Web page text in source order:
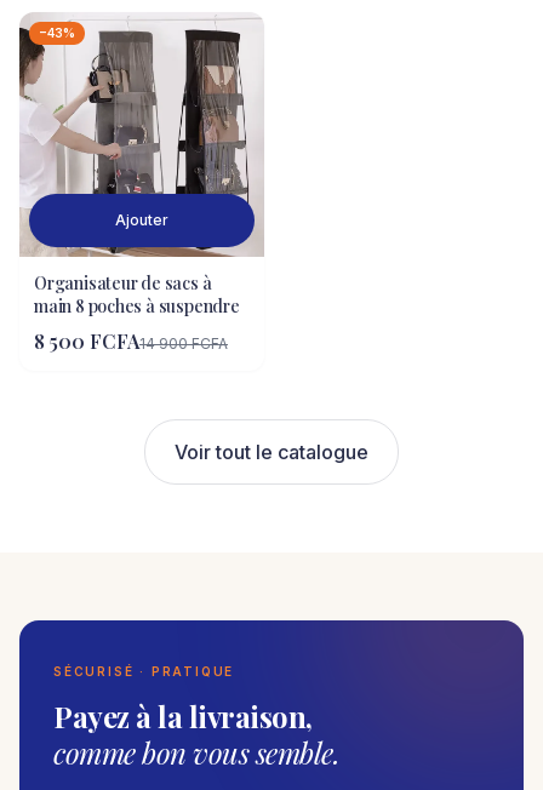
−43%
Ajouter
Organisateur de sacs à
main 8 poches à suspendre
8 500 FCFA14 900 FCFA
Voir tout le catalogue
SÉCURISÉ · PRATIQUE
Payez à la livraison,
comme bon vous semble.